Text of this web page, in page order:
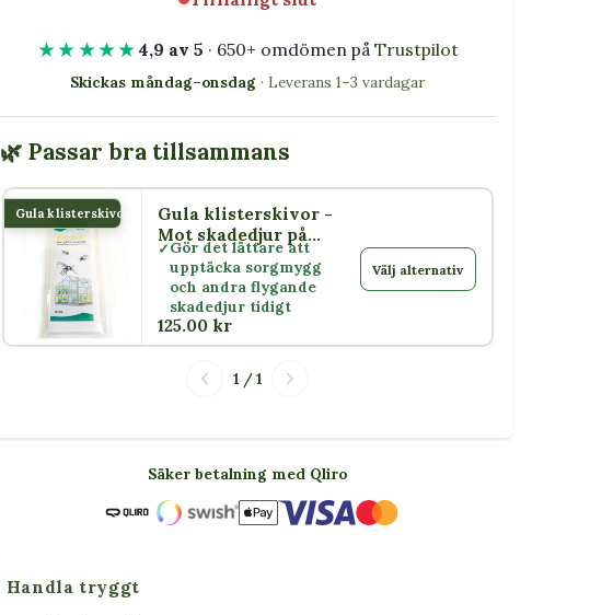
★★★★★ 4,9 av 5 · 650+ omdömen på Trustpilot
Skickas måndag–onsdag · Leverans 1–3 vardagar
🌿 Passar bra tillsammans
Gula klisterskivor
Gula klisterskivor -
Mot skadedjur på
växter
Gör det lättare att
upptäcka sorgmygg
och andra flygande
skadedjur tidigt
125.00 kr
Välj alternativ
1 / 1
Säker betalning med Qliro
Handla tryggt